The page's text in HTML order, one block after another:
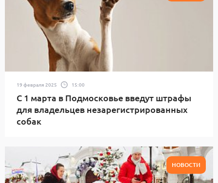
19 февраля 2025 15:00
С 1 марта в Подмосковье введут штрафы
для владельцев незарегистрированных
собак
НОВОСТИ